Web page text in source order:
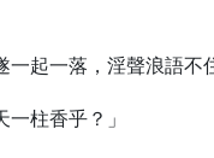
一起一落，淫聲浪語不
柱香乎？」